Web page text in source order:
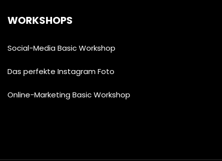
WORKSHOPS
Social-Media Basic Workshop
Das perfekte Instagram Foto
Online-Marketing Basic Workshop